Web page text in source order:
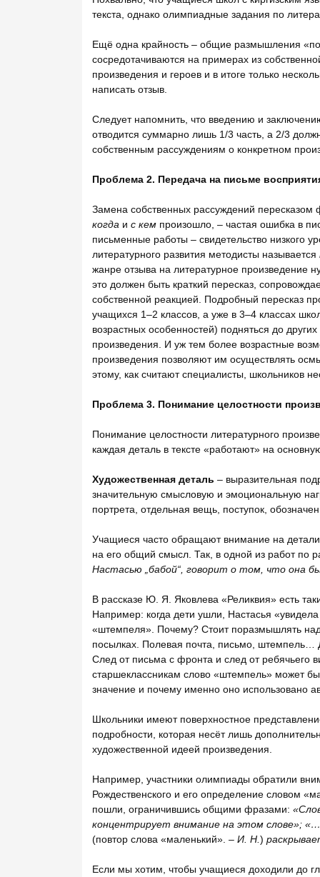
текста, однако олимпиадные задания по
Ещё одна крайность – общие размышления
сосредотачиваются на примерах из
произведения и героев и в итоге только
написать отзыв.
Следует напомнить, что введению и
отводится суммарно лишь 1/3 часть, а 2/3
собственным рассуждениям о конкретном
Проблема 2. Передача на письме
Замена собственных рассуждений пересказом
когда и с кемпроизошло, – частая ошибка в
письменные работы – свидетельство низкого
литературного развития методисты называется
жанре отзыва на литературное произведение
это должен быть краткий пересказ,
собственной реакцией. Подробный пересказ
учащихся 1–2 классов, а уже в 3–4 классах
возрастных особенностей) подняться до
произведения. И уж тем более возрастные
произведения позволяют им осуществлять
этому, как считают специалисты, школьников
Проблема 3. Понимание целостности
Понимание целостности литературного
каждая деталь в тексте «работают» на
Художественная деталь – выразительная
значительную смысловую и эмоциональную
портрета, отдельная вещь, поступок,
Учащиеся часто обращают внимание на
на его общий смысл. Так, в одной из работ по
Настасью
„бабой“, говорит о том, что она
В рассказе Ю. Я. Яковлева «Реликвия» есть
Например: когда дети ушли, Настасья
«штемпеля». Почему? Стоит поразмышлять
посылках. Полевая почта, письмо, штемпель…
След от письма с фронта и след от ребячьего
старшеклассникам слово «штемпель» может
значение и почему именно оно использовано
Школьники имеют поверхностное
подробности, которая несёт лишь
художественной идеей произведения.
Например, участники олимпиады обратили
Рождественского и его определение словом
пошли, ограничившись общими фразами:
концентрирует внимание на этом слове»;
(повтор слова «маленький». – И. Н. )
Если мы хотим, чтобы учащиеся доходили до